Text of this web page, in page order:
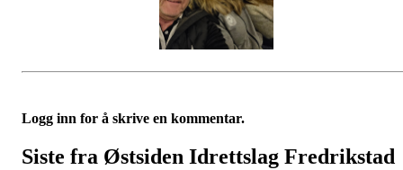
Logg inn for å skrive en kommentar.
Siste fra Østsiden Idrettslag Fredrikstad